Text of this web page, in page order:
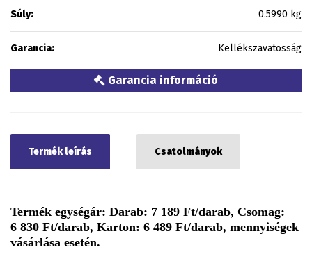
Súly: 0.5990 kg
Garancia: Kellékszavatosság
Garancia információ
Termék leírás Csatolmányok
Termék egységár: Darab: 7 189 Ft/darab, Csomag:
6 830 Ft/darab, Karton: 6 489 Ft/darab, mennyiségek
vásárlása esetén.